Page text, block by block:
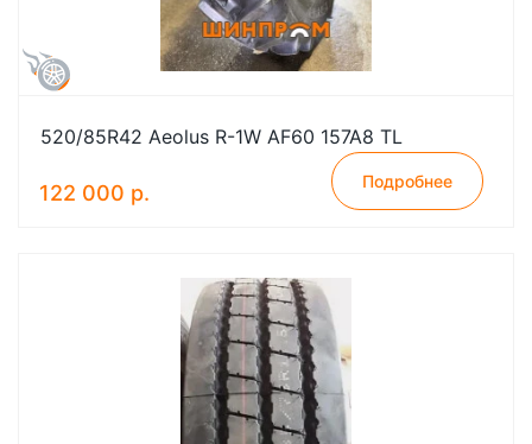
520/85R42 Aeolus R-1W AF60 157A8 TL
122 000 р. Подробнее